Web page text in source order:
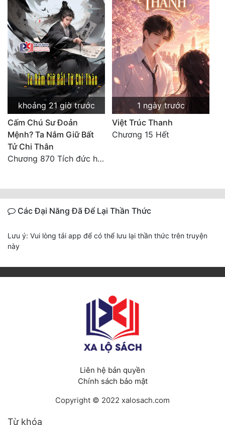
Đẹp Hiệp
Tính Cách Nhân Vật :
Cơ Trí
Sát Phạt Quyết Đoán
Điềm Đạm
khoảng 21 giờ trước
Cấm Chú Sư Đoản
Mệnh? Ta Nắm Giữ Bất
Tử Chi Thân
Chương 870 Tích đức hành thiện
1 ngày trước
Việt Trúc Thanh
Chương 15 Hết
Các Đại Năng Đã Để Lại Thần Thức
Lưu ý: Vui lòng tải app để có thể lưu lại thần thức trên truyện
này
Liên hệ bản quyền
Chính sách bảo mật
Copyright © 2022 xalosach.com
Từ khóa